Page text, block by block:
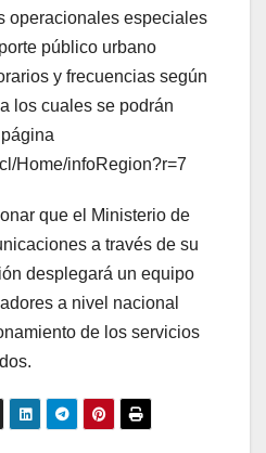
operacionales especiales
público urbano
y frecuencias según
los cuales se podrán
Home/infoRegion?r=7
que el Ministerio de
a través de su
desplegará un equipo
a nivel nacional
de los servicios